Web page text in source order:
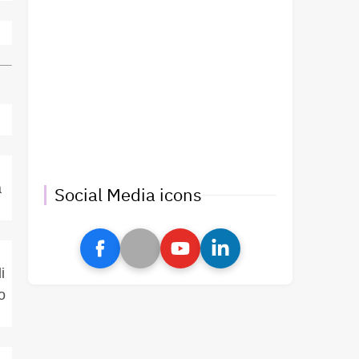
Social Media icons